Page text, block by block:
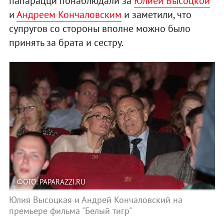
иАндреем Кончаловским и заметили, что
супругов со стороны вполне можно было
принять за брата и сестру.
ФОТО: PAPARAZZI.RU
Юлия Высоцкая и Андрей Кончаловский на
премьере фильма "Белый тигр"